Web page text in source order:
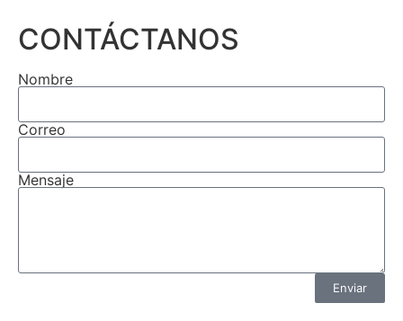
CONTÁCTANOS
Nombre
Correo
Mensaje
Enviar